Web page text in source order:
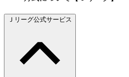
Ｊリーグ公式サービス